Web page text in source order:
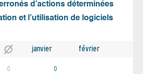
d’actions déterminées
et l’utilisation de logiciels
janvier février
0 0